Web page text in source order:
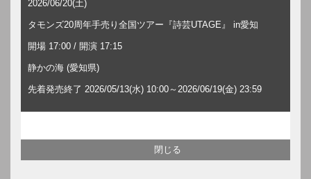
2026/06/20(土)
タモンズ20周年手売り全国ツアー『詩芸UTAGE』 in愛知
開場 17:00 / 開演 17:15
静かの海 (愛知県)
先着発売終了 2026/05/13(水) 10:00～2026/06/19(金) 23:59